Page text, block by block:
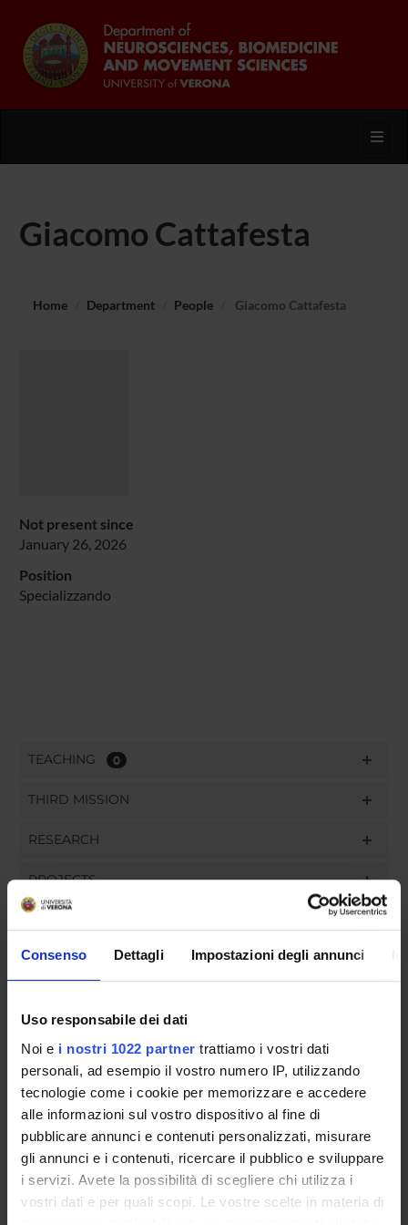
Consenso Dettagli Impostazioni degli annunci
Uso responsabile dei dati
Noi e i nostri 1022 partner trattiamo i vostri dati
personali, ad esempio il vostro numero IP, utilizzando
tecnologie come i cookie per memorizzare e accedere
alle informazioni sul vostro dispositivo al fine di
pubblicare annunci e contenuti personalizzati, misurare
gli annunci e i contenuti, ricercare il pubblico e sviluppare
i servizi. Avete la possibilità di scegliere chi utilizza i
vostri dati e per quali scopi. Le vostre scelte in materia di
Giacomo Cattafesta
Home Department People Giacomo Cattafesta
Not present since
January 26, 2026
Position
Specializzando
TEACHING 0
THIRD MISSION
RESEARCH
PROJECTS
ORGANISATION
GOVERNANCE
COMMITTEES
DEPARTMENT ADMINISTRATION OFFICES
STUDENT ADMINISTRATION OFFICES